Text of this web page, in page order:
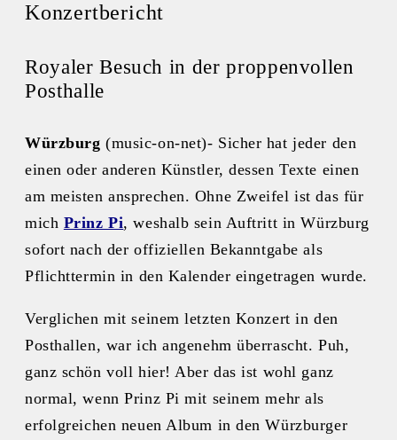
Konzertbericht
Royaler Besuch in der proppenvollen
Posthalle
Würzburg (music-on-net)- Sicher hat jeder den
einen oder anderen Künstler, dessen Texte einen
am meisten ansprechen. Ohne Zweifel ist das für
mich Prinz Pi, weshalb sein Auftritt in Würzburg
sofort nach der offiziellen Bekanntgabe als
Pflichttermin in den Kalender eingetragen wurde.
Verglichen mit seinem letzten Konzert in den
Posthallen, war ich angenehm überrascht. Puh,
ganz schön voll hier! Aber das ist wohl ganz
normal, wenn Prinz Pi mit seinem mehr als
erfolgreichen neuen Album in den Würzburger